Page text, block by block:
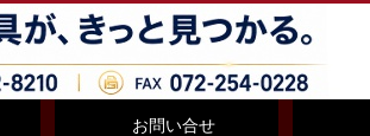
お問い合せ